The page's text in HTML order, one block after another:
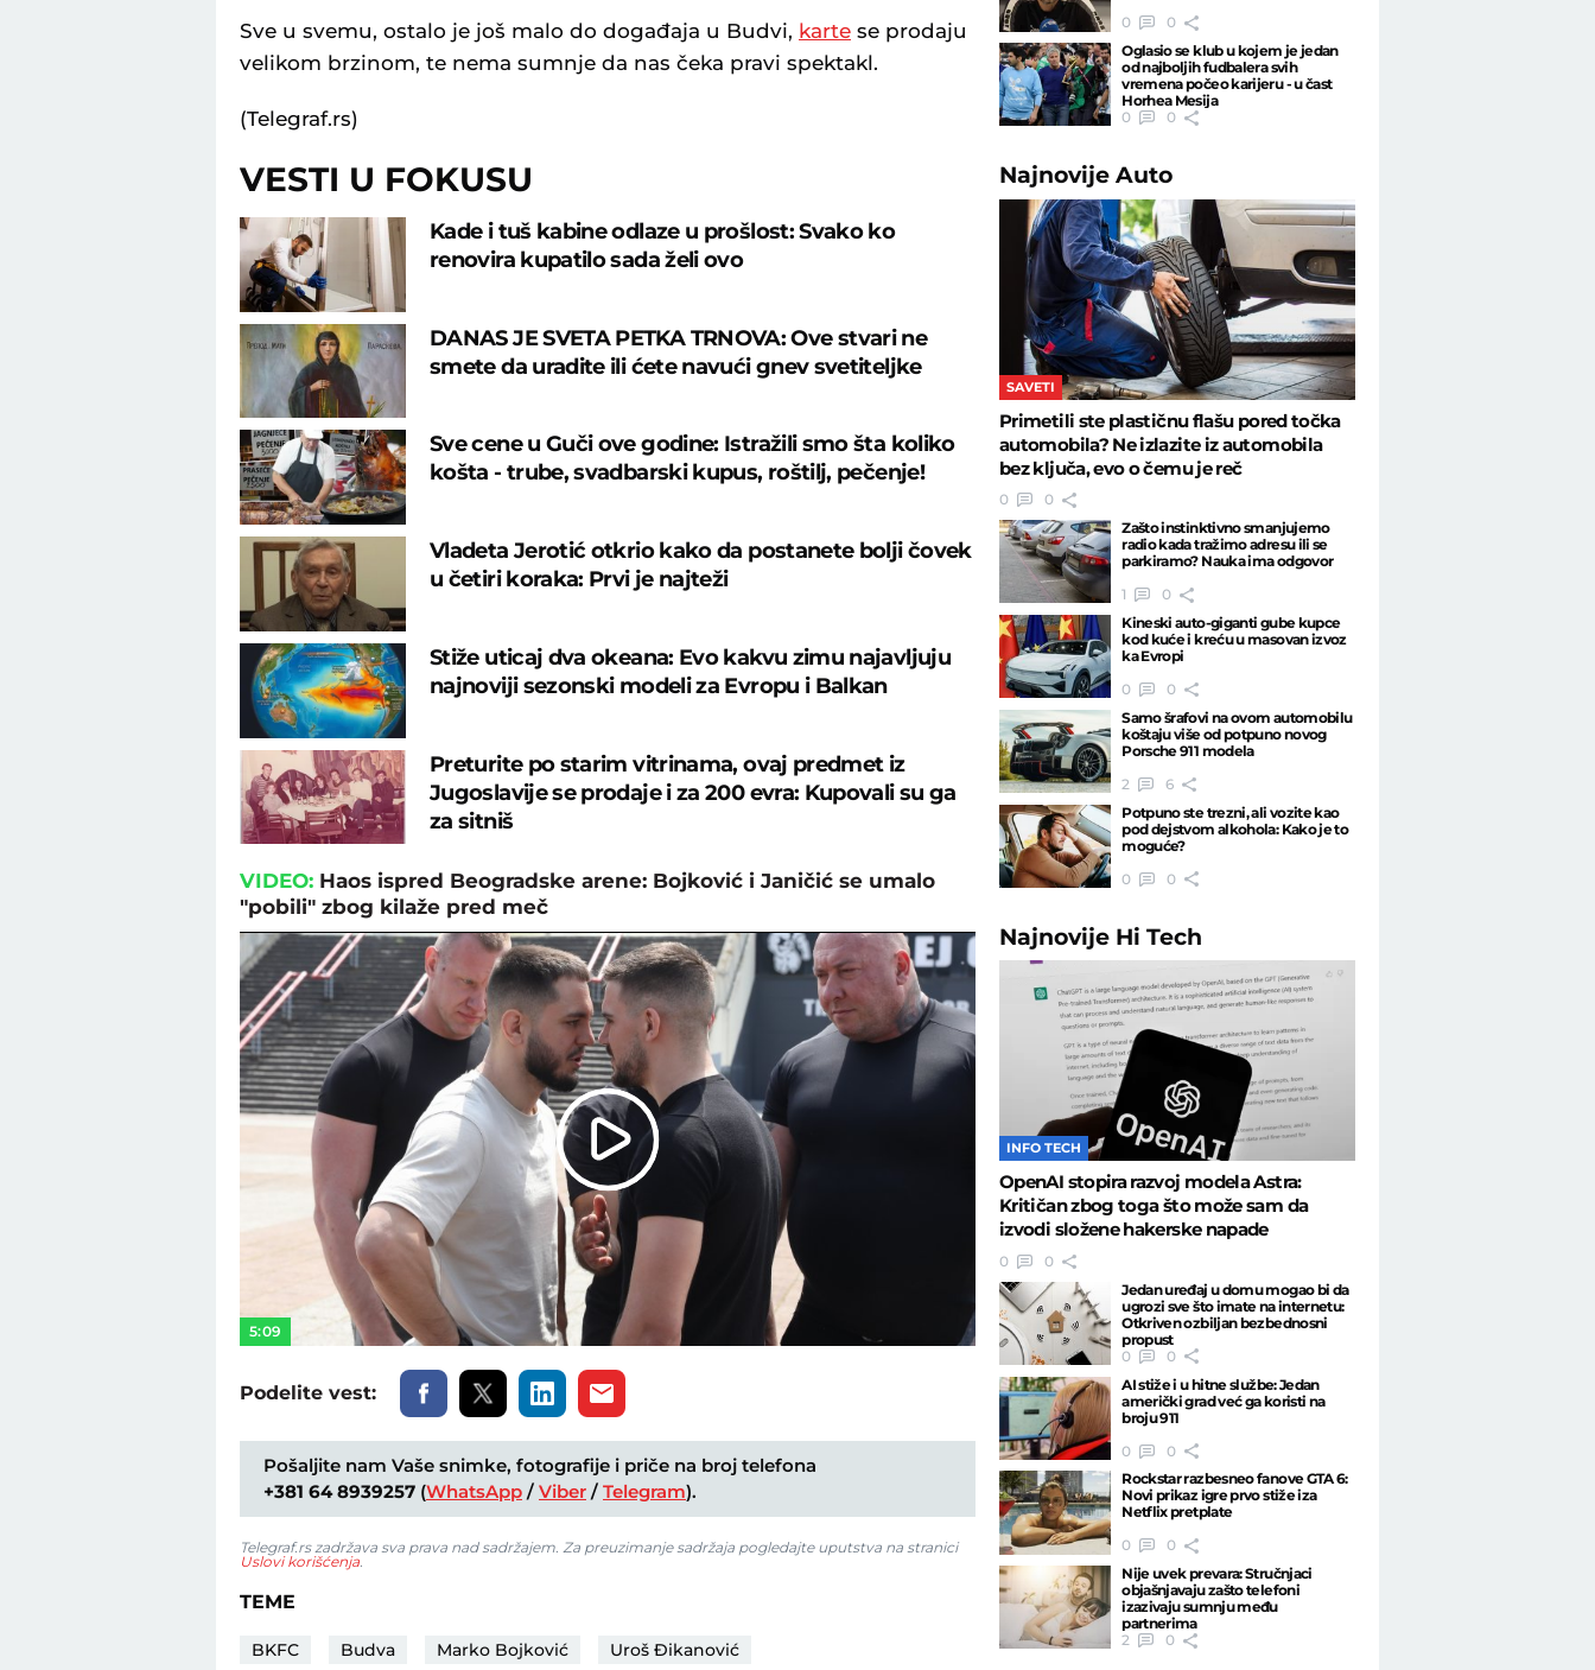
Sve u svemu, ostalo je još malo do događaja u Budvi, karte se prodaju
velikom brzinom, te nema sumnje da nas čeka pravi spektakl.
(Telegraf.rs)
VESTI U FOKUSU
Kade i tuš kabine odlaze u prošlost: Svako ko
renovira kupatilo sada želi ovo
DANAS JE SVETA PETKA TRNOVA: Ove stvari ne
smete da uradite ili ćete navući gnev svetiteljke
Sve cene u Guči ove godine: Istražili smo šta koliko
košta - trube, svadbarski kupus, roštilj, pečenje!
Vladeta Jerotić otkrio kako da postanete bolji čovek
u četiri koraka: Prvi je najteži
Stiže uticaj dva okeana: Evo kakvu zimu najavljuju
najnoviji sezonski modeli za Evropu i Balkan
Preturite po starim vitrinama, ovaj predmet iz
Jugoslavije se prodaje i za 200 evra: Kupovali su ga
za sitniš
VIDEO: Haos ispred Beogradske arene: Bojković i Janičić se umalo
"pobili" zbog kilaže pred meč
Play
Video
5:09
Podelite vest:
Pošaljite nam Vaše snimke, fotografije i priče na broj telefona
+381 64 8939257 (WhatsApp / Viber / Telegram).
Telegraf.rs zadržava sva prava nad sadržajem. Za preuzimanje sadržaja pogledajte uputstva na stranici
Uslovi korišćenja.
TEME
BKFC Budva Marko Bojković Uroš Đikanović
0
0
Oglasio se klub u kojem je jedan
od najboljih fudbalera svih
vremena počeo karijeru - u čast
Horhea Mesija
0
0
NajnovijeAuto
SAVETI
Primetili ste plastičnu flašu pored točka
automobila? Ne izlazite iz automobila
bez ključa, evo o čemu je reč
0
0
Zašto instinktivno smanjujemo
radio kada tražimo adresu ili se
parkiramo? Nauka ima odgovor
1
0
Kineski auto-giganti gube kupce
kod kuće i kreću u masovan izvoz
ka Evropi
0
0
Samo šrafovi na ovom automobilu
koštaju više od potpuno novog
Porsche 911 modela
2
6
Potpuno ste trezni, ali vozite kao
pod dejstvom alkohola: Kako je to
moguće?
0
0
Najnovije Hi Tech
INFO TECH
OpenAI stopira razvoj modela Astra:
Kritičan zbog toga što može sam da
izvodi složene hakerske napade
0
0
Jedan uređaj u domu mogao bi da
ugrozi sve što imate na internetu:
Otkriven ozbiljan bezbednosni
propust
0
0
AI stiže i u hitne službe: Jedan
američki grad već ga koristi na
broju 911
0
0
Rockstar razbesneo fanove GTA 6:
Novi prikaz igre prvo stiže iza
Netflix pretplate
0
0
Nije uvek prevara: Stručnjaci
objašnjavaju zašto telefoni
izazivaju sumnju među
partnerima
2
0